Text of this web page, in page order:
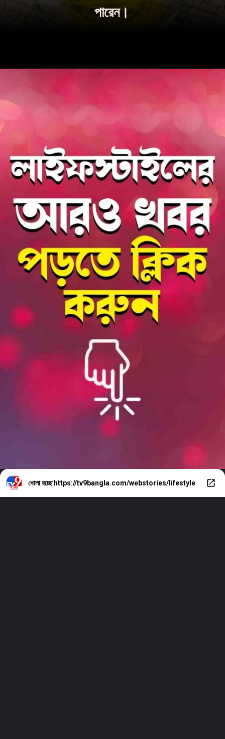
পারেন।
খোলা হচ্ছে https://tv9bangla.com/webstories/lifestyle